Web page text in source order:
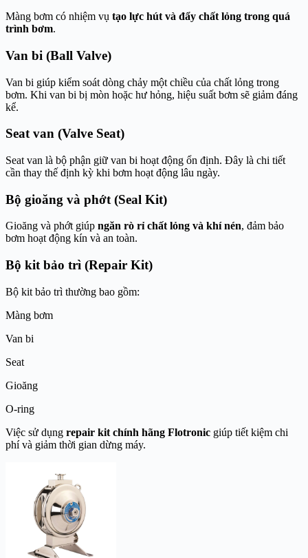
Màng bơm có nhiệm vụ tạo lực hút và đẩy chất lỏng trong quá
trình bơm.
Van bi (Ball Valve)
Van bi giúp kiểm soát dòng chảy một chiều của chất lỏng trong
bơm. Khi van bi bị mòn hoặc hư hỏng, hiệu suất bơm sẽ giảm đáng
kể.
Seat van (Valve Seat)
Seat van là bộ phận giữ van bi hoạt động ổn định. Đây là chi tiết
cần thay thế định kỳ khi bơm hoạt động lâu ngày.
Bộ gioăng và phớt (Seal Kit)
Gioăng và phớt giúp ngăn rò rỉ chất lỏng và khí nén, đảm bảo
bơm hoạt động kín và an toàn.
Bộ kit bảo trì (Repair Kit)
Bộ kit bảo trì thường bao gồm:
Màng bơm
Van bi
Seat
Gioăng
O-ring
Việc sử dụng repair kit chính hãng Flotronic giúp tiết kiệm chi
phí và giảm thời gian dừng máy.